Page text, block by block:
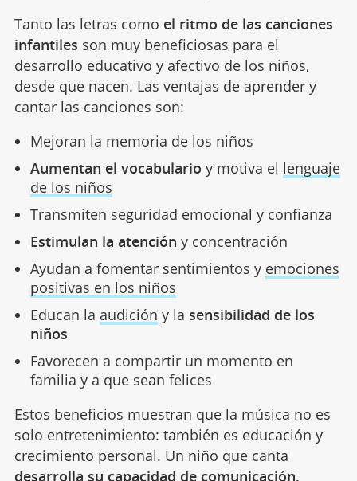
Tanto las letras como el ritmo de las canciones
infantiles son muy beneficiosas para el
desarrollo educativo y afectivo de los niños,
desde que nacen. Las ventajas de aprender y
cantar las canciones son:
Mejoran la memoria de los niños
Aumentan el vocabulario y motiva el lenguaje
de los niños
Transmiten seguridad emocional y confianza
Estimulan la atención y concentración
Ayudan a fomentar sentimientos y emociones
positivas en los niños
Educan la audición y la sensibilidad de los
niños
Favorecen a compartir un momento en
familia y a que sean felices
Estos beneficios muestran que la música no es
solo entretenimiento: también es educación y
crecimiento personal. Un niño que canta
desarrolla su capacidad de comunicación,